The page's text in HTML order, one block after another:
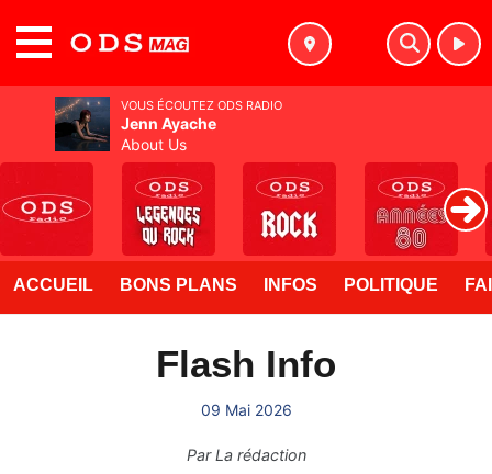
ACCUEIL BONS PLANS INFOS POLITIQUE
Flash Info
09 Mai 2026
ParLa rédaction
VOUS ÉCOUTEZ ODS RADIO
Jenn Ayache
About Us